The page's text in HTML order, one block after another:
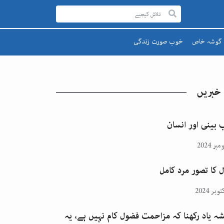
گوشہ خاص
قائد اعظم
اقبالؒ
خوب صورت زندگی
خبریں
بینی اور انسان
کا تصور مرد کامل
یاد رکھنا کہ مزاحمت فضول کام نہیں ہے، یہ